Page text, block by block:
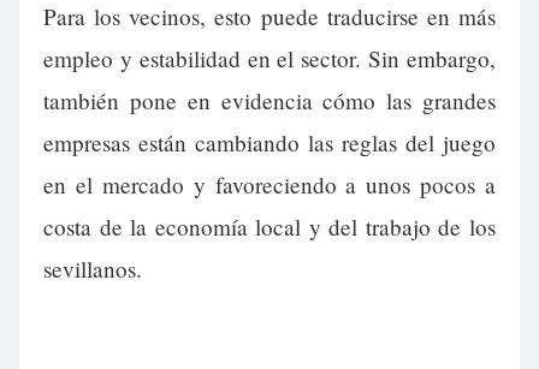
Para los vecinos, esto puede traducirse en más
empleo y estabilidad en el sector. Sin embargo,
también pone en evidencia cómo las grandes
empresas están cambiando las reglas del juego
en el mercado y favoreciendo a unos pocos a
costa de la economía local y del trabajo de los
sevillanos.